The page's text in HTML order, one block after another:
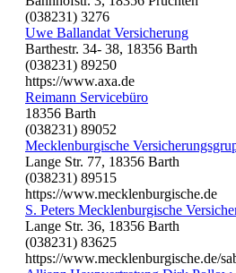
(038231) 3276
Uwe Ballandat Versicherung
Barthestr. 34- 38, 18356 Barth
(038231) 89250
https://www.axa.de
Reimann Servicebüro
18356 Barth
(038231) 89052
Mecklenburgische
Lange Str. 77, 18356 Barth
(038231) 89515
https://www.mecklenburgische.de
S. Peters Mecklenburgische
Lange Str. 36, 18356 Barth
(038231) 83625
https://www.mecklenburgische.de/